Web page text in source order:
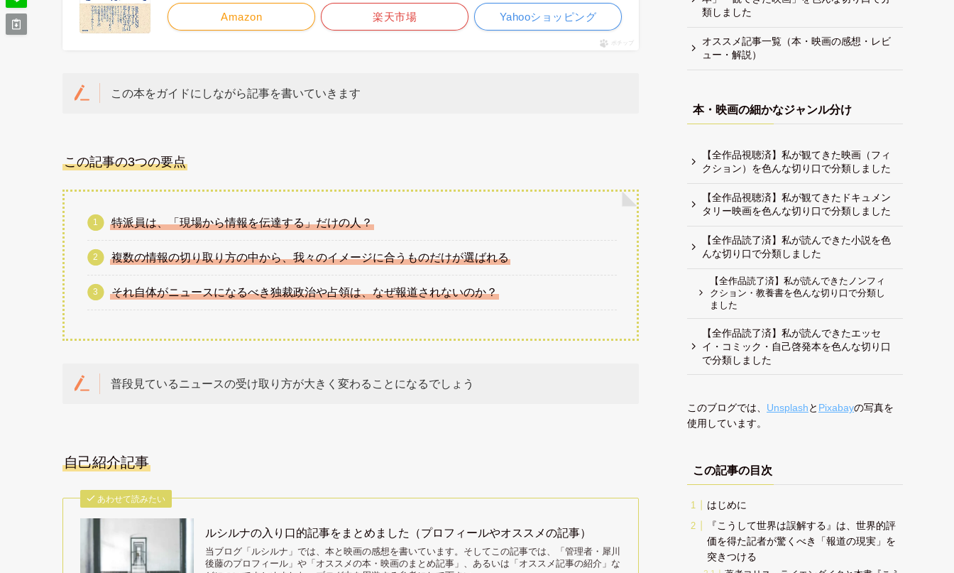
Amazon 楽天市場 Yahooショッピング
ポチップ
この本をガイドにしながら記事を書いていきます
この記事の3つの要点
特派員は、「現場から情報を伝達する」だけの人？
複数の情報の切り取り方の中から、我々のイメージに合うものだけが選ばれる
それ自体がニュースになるべき独裁政治や占領は、なぜ報道されないのか？
普段見ているニュースの受け取り方が大きく変わることになるでしょう
自己紹介記事
あわせて読みたい
ルシルナの入り口的記事をまとめました（プロフィールやオススメの記事）
当ブログ「ルシルナ」では、本と映画の感想を書いています。そしてこの記事では、「管理者・犀川
後藤のプロフィール」や「オススメの本・映画のまとめ記事」、あるいは「オススメ記事の紹介」な
類しました
オススメ記事一覧（本・映画の感想・レビ
ュー・解説）
本・映画の細かなジャンル分け
【全作品視聴済】私が観てきた映画（フィ
クション）を色んな切り口で分類しました
【全作品視聴済】私が観てきたドキュメン
タリー映画を色んな切り口で分類しました
【全作品読了済】私が読んできた小説を色
んな切り口で分類しました
【全作品読了済】私が読んできたノンフィ
クション・教養書を色んな切り口で分類し
ました
【全作品読了済】私が読んできたエッセ
イ・コミック・自己啓発本を色んな切り口
で分類しました
このブログでは、 Unsplashと Pixabayの写真を
使用しています。
この記事の目次
はじめに
『こうして世界は誤解する』は、世界的評
価を得た記者が驚くべき「報道の現実」を
突きつける